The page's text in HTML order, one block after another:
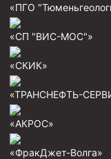
Оборудование
Буровые насосы
«ПГО
«СП "ВИС-МОС"»
«СКИК»
«ТРАНСНЕФТЬ-
«АКРОС»
«ФракДжет-Волга»